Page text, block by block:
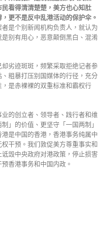
看得清清楚楚，美方也心知肚
更不是反中乱港活动的保护伞。
是个别新闻机构负责人，就认为
别有用心，恶意颠倒黑白、混淆
劣迹斑斑，频繁采取拒绝记者参
粗暴打压别国媒体的行径，充分
是赤裸裸的双重标准和霸权行
的创立者、领导者、践行者和维
」的价值、更坚守「一国两制」
是中国的香港，香港事务纯属中
干预。我们敦促美方尊重事实和
毁中央政府对港政策，停止损害
香港事务和中国内政。